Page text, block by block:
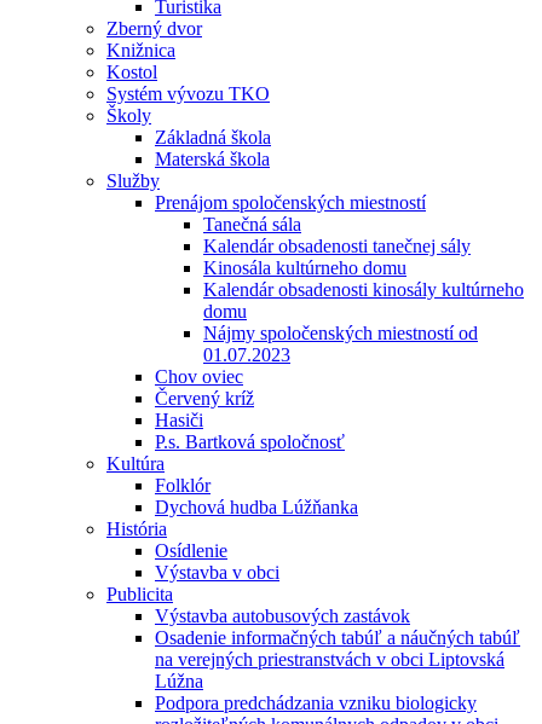
Turistika
Zberný dvor
Knižnica
Kostol
Systém vývozu TKO
Školy
Základná škola
Materská škola
Služby
Prenájom spoločenských miestností
Tanečná sála
Kalendár obsadenosti tanečnej sály
Kinosála kultúrneho domu
Kalendár obsadenosti kinosály kultúrneho
domu
Nájmy spoločenských miestností od
01.07.2023
Chov oviec
Červený kríž
Hasiči
P.s. Bartková spoločnosť
Kultúra
Folklór
Dychová hudba Lúžňanka
História
Osídlenie
Výstavba v obci
Publicita
Výstavba autobusových zastávok
Osadenie informačných tabúľ a náučných tabúľ
na verejných priestranstvách v obci Liptovská
Lúžna
Podpora predchádzania vzniku biologicky